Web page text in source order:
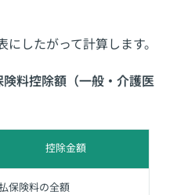
したがって計算します。
料控除額（一般・介護医
控除金額
保険料の全額